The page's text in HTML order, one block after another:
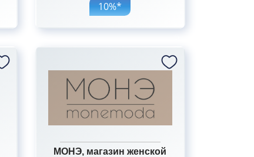
10%*
МОНЭ, магазин женской